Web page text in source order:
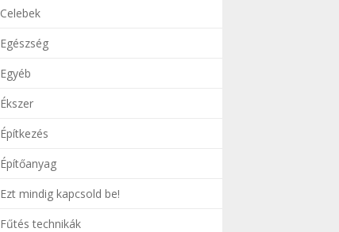
Celebek
Egészség
Egyéb
Ékszer
Építkezés
Építőanyag
Ezt mindig kapcsold be!
Fűtés technikák